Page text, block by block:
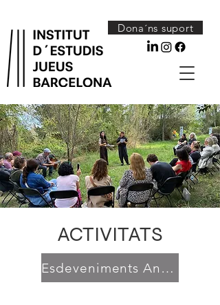
Dona´ns suport
ACTIVITATS
Esdeveniments Anteriors